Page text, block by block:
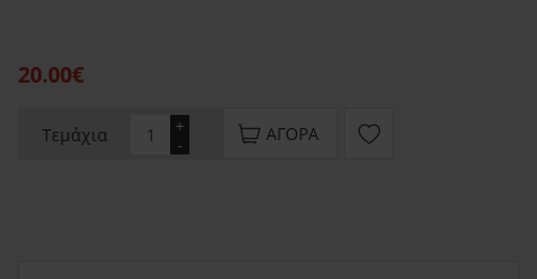
20.00€
Τεμάχια -
+ ΑΓΟΡΆ